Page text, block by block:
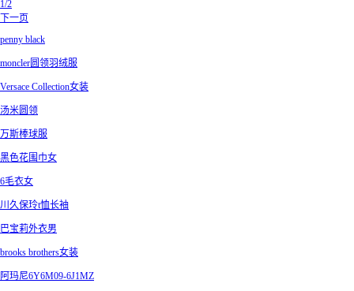
1/2
下一页
penny black
moncler圆领羽绒服
Versace Collection女装
汤米圆领
万斯棒球服
黑色花围巾女
6毛衣女
川久保玲t恤长袖
巴宝莉外衣男
brooks brothers女装
阿玛尼6Y6M09-6J1MZ